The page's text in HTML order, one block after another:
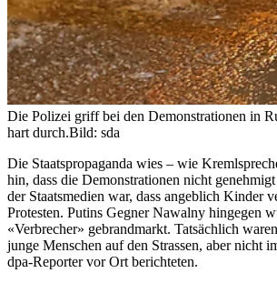
Die Polizei griff bei den Demonstrationen in
hart durch.Bild: sda
Die Staatspropaganda wies – wie
hin, dass die Demonstrationen nicht
der Staatsmedien war, dass angeblich Kinder
Protesten. Putins Gegner Nawalny hingegen
«Verbrecher» gebrandmarkt. Tatsächlich
junge Menschen auf den Strassen, aber nicht
dpa-Reporter vor Ort berichteten.